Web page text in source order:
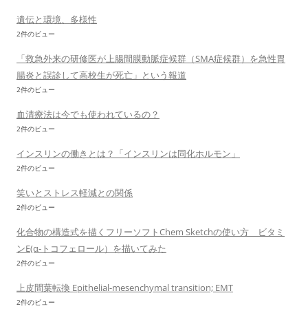
遺伝と環境、多様性
2件のビュー
「救急外来の研修医が上腸間膜動脈症候群（SMA症候群）を急性胃
腸炎と誤診して高校生が死亡」という報道
2件のビュー
血清療法は今でも使われているの？
2件のビュー
インスリンの働きとは？「インスリンは同化ホルモン」
2件のビュー
笑いとストレス軽減との関係
2件のビュー
化合物の構造式を描くフリーソフトChem Sketchの使い方 ビタミ
ンE(α-トコフェロール）を描いてみた
2件のビュー
上皮間葉転換 Epithelial-mesenchymal transition; EMT
2件のビュー